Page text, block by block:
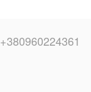
+380960224361